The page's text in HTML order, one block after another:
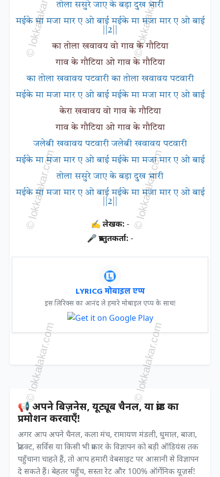
तोला ससुरे जाए के बड़ा दुख भारी
मईके मा मजा मार ए ओ बाई मईके मा मजा मार ए ओ बाई
||2||
का तोला खवावय वो गाव के गौटिया
गाव के गौटिया ओ गाव के गौटिया
का तोला खवावय पटवारी का तोला खवावय पटवारी
मईके मा मजा मार ए ओ बाई मईके मा मजा मार ए ओ बाई
केरा खवावय वो गाव के गौटिया
गाव के गौटिया ओ गाव के गौटिया
जलेबी खवावय पटवारी जलेबी खवावय पटवारी
मईके मा मजा मार ए ओ बाई मईके मा मजा मार ए ओ बाई
तोला ससुरे जाए के बड़ा दुख भारी
मईके मा मजा मार ए ओ बाई मईके मा मजा मार ए ओ बाई
||2||
✍ लेखक: -
🎤 प्रस्तुतकर्ता: -
LYRICG मोबाइल एप्प
इस लिरिक्स का आनंद ले हमारे मोबाइल एप्प के साथ!
📢 अपने बिज़नेस, यूट्यूब चैनल, या ब्रांड का
प्रमोशन करवाएँ!
अगर आप अपने चैनल, कला मंच, रामायण मंडली, धुमाल, बाजा,
प्रोडक्ट, सर्विस या किसी भी प्रकार के विज्ञापन को बड़ी ऑडियंस तक
पहुँचाना चाहते हैं, तो आप हमारी वेबसाइट पर आसानी से विज्ञापन
दे सकते हैं। बेहतर पहुँच, सस्ता रेट और 100% ऑर्गेनिक यूज़र्स!